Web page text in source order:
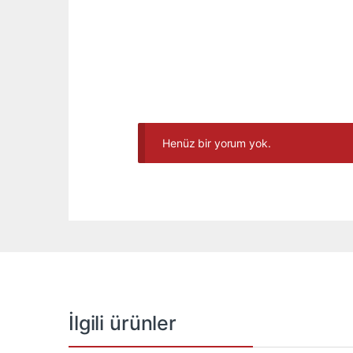
Henüz bir yorum yok.
İlgili ürünler